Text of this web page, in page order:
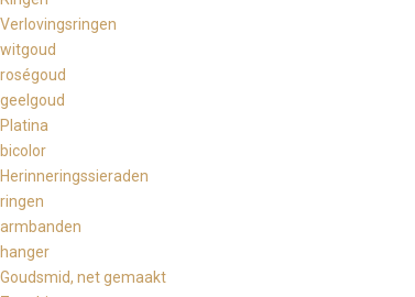
Verlovingsringen
witgoud
roségoud
geelgoud
Platina
bicolor
Herinneringssieraden
ringen
armbanden
hanger
Goudsmid, net gemaakt